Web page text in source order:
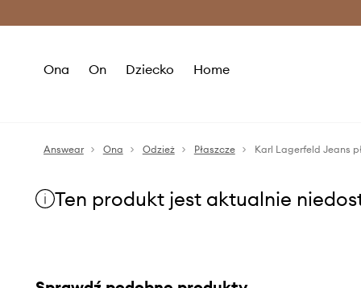
Ona On Dziecko Home
Answear Ona Odzież Płaszcze Karl Lagerfeld Jeans
Ten produkt jest aktualnie